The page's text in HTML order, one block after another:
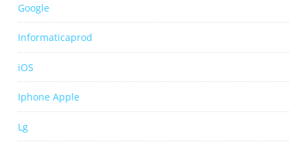
Google
Informaticaprod
iOS
Iphone Apple
Lg